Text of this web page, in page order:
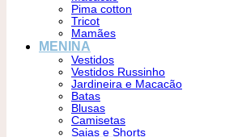
Pima cotton
Tricot
Mamães
MENINA
Vestidos
Vestidos Russinho
Jardineira e Macacão
Batas
Blusas
Camisetas
Saias e Shorts